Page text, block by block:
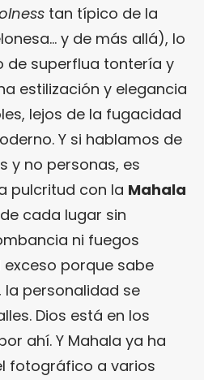
tan típico de la
y de más allá), lo
de superflua tontería y
estilización y elegancia
lejos de la fugacidad
Y si hablamos de
y no personas, es
pulcritud con la Mahala
cada lugar sin
ni fuegos
porque sabe
la personalidad se
Dios está en los
ahí. Y Mahala ya ha
fotográfico a varios